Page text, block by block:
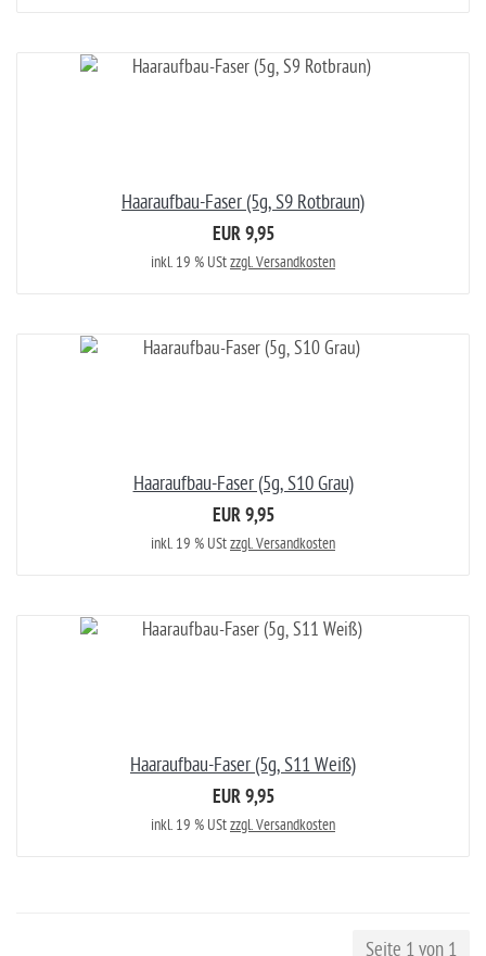
Haaraufbau-Faser (5g, S9 Rotbraun)
EUR 9,95
inkl. 19 % UStzzgl. Versandkosten
Haaraufbau-Faser (5g, S10 Grau)
EUR 9,95
inkl. 19 % UStzzgl. Versandkosten
Haaraufbau-Faser (5g, S11 Weiß)
EUR 9,95
inkl. 19 % UStzzgl. Versandkosten
Seite 1 von 1